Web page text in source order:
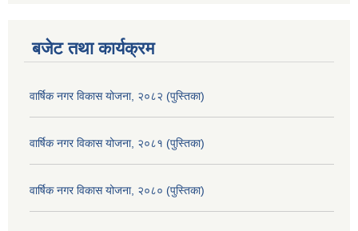
बजेट तथा कार्यक्रम
वार्षिक नगर विकास योजना, २०८२ (पुस्तिका)
वार्षिक नगर विकास योजना, २०८१ (पुस्तिका)
वार्षिक नगर विकास योजना, २०८० (पुस्तिका)